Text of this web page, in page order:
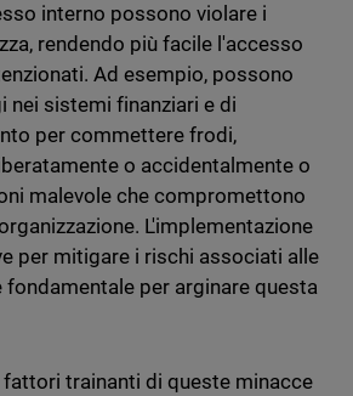
interno possono violare i
rendendo più facile l'accesso
Ad esempio, possono
nei sistemi finanziari e di
per commettere frodi,
o accidentalmente o
malevole che compromettono
L'implementazione
per mitigare i rischi associati alle
fondamentale per arginare questa
trainanti di queste minacce